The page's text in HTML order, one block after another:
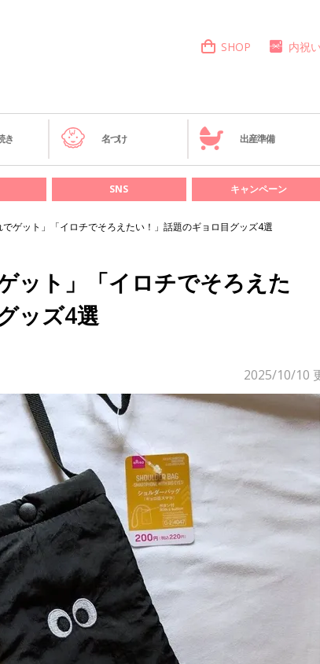
SHOP 内祝い
き 名づけ 出産準備
SNS キャンペーン
ゲット」「イロチでそろえたい！」話題のギョロ目グッズ4選
ット」「イロチでそろえた
ッズ4選
2025/10/10